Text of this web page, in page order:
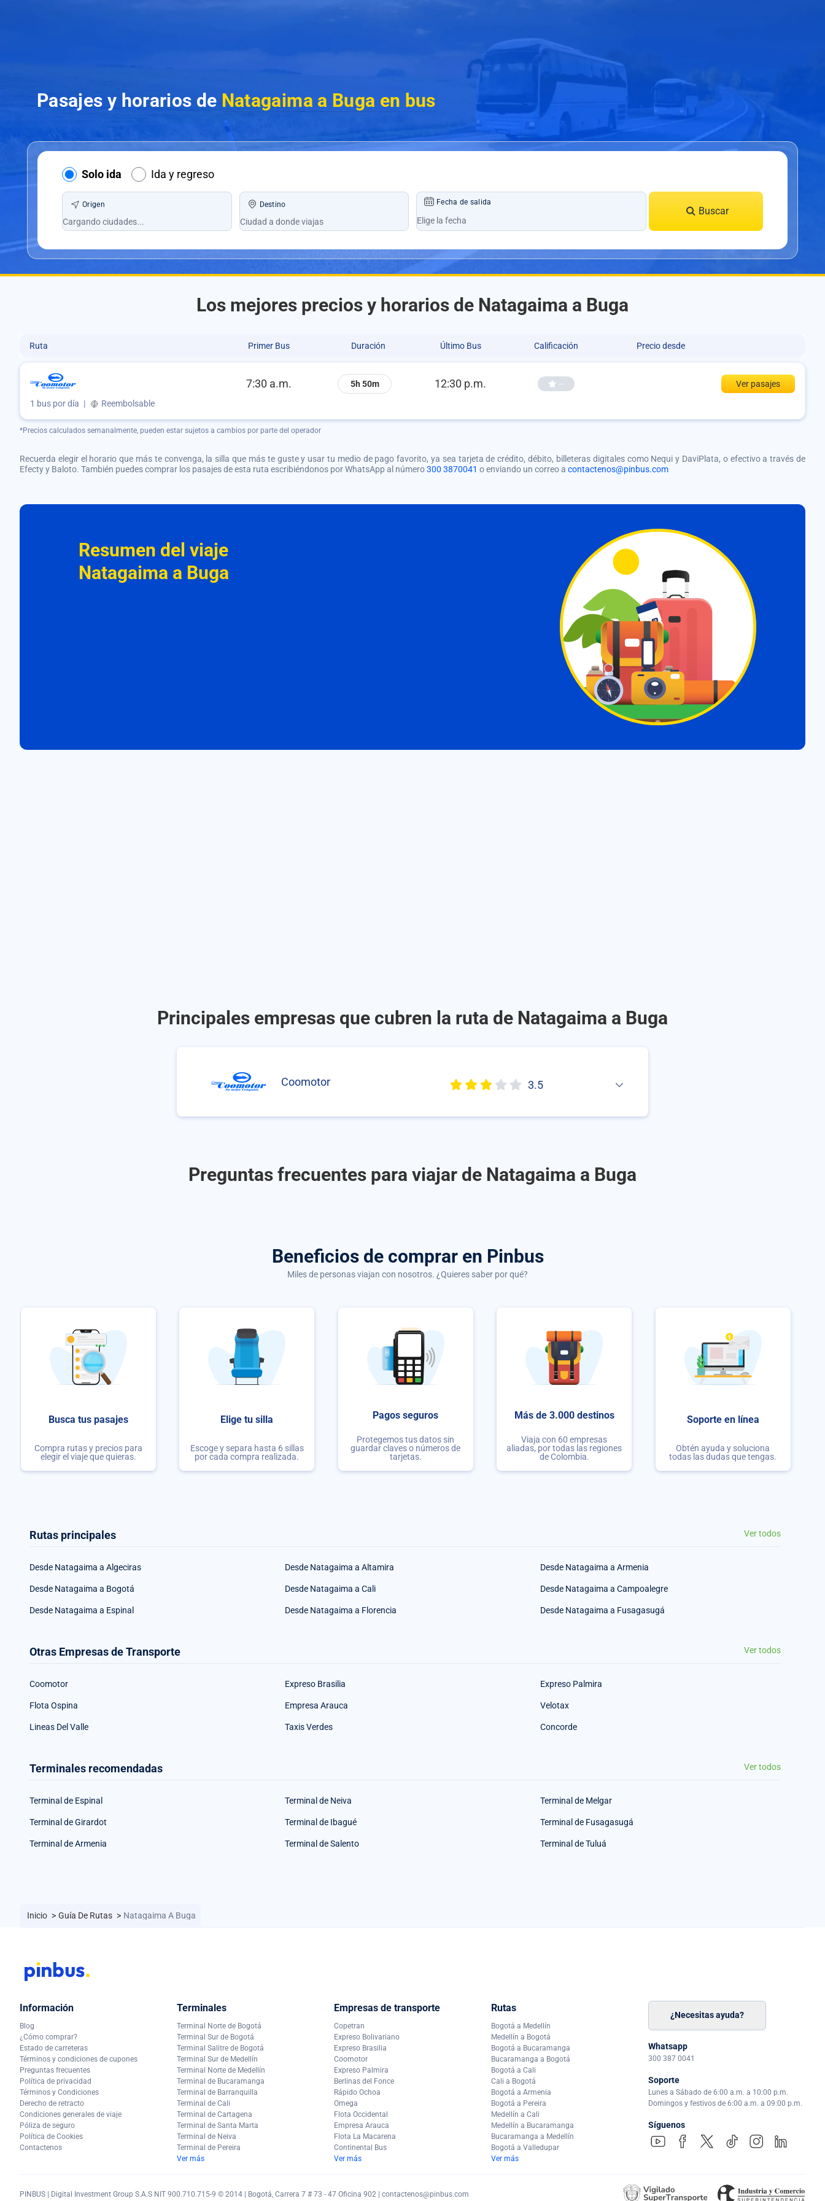
Pasajes y horarios de Natagaima a Buga en bus
Solo ida Ida y regreso
Origen Destino Fecha de salida
Buscar
Los mejores precios y horarios de Natagaima a Buga
Ruta Primer Bus Duración Último Bus Calificación Precio desde
7:30 a.m. 5h 50m 12:30 p.m. -- Ver pasajes
1 bus por día | Reembolsable
*Precios calculados semanalmente, pueden estar sujetos a cambios por parte del operador
Recuerda elegir el horario que más te convenga, la silla que más te guste y usar tu medio de pago favorito, ya sea tarjeta de crédito, débito, billeteras digitales como Nequi y DaviPlata, o efectivo a través de
Efecty y Baloto. También puedes comprar los pasajes de esta ruta escribiéndonos por WhatsApp al número300 3870041 o enviando un correo a contactenos@pinbus.com
Resumen del viaje
Natagaima a Buga
Principales empresas que cubren la ruta de Natagaima a Buga
Coomotor 3.5
Preguntas frecuentes para viajar de Natagaima a Buga
Beneficios de comprar en Pinbus
Miles de personas viajan con nosotros. ¿Quieres saber por qué?
Busca tus pasajes
Compra rutas y precios para
elegir el viaje que quieras.
Elige tu silla
Escoge y separa hasta 6 sillas
por cada compra realizada.
Pagos seguros
Protegemos tus datos sin
guardar claves o números de
tarjetas.
Más de 3.000 destinos
Viaja con 60 empresas
aliadas, por todas las regiones
de Colombia.
Soporte en línea
Obtén ayuda y soluciona
todas las dudas que tengas.
Rutas principales Ver todos
Desde Natagaima a Algeciras Desde Natagaima a Altamira Desde Natagaima a Armenia
Desde Natagaima a Bogotá Desde Natagaima a Cali Desde Natagaima a Campoalegre
Desde Natagaima a Espinal Desde Natagaima a Florencia Desde Natagaima a Fusagasugá
Otras Empresas de Transporte Ver todos
Coomotor Expreso Brasilia Expreso Palmira
Flota Ospina Empresa Arauca Velotax
Lineas Del Valle Taxis Verdes Concorde
Terminales recomendadas Ver todos
Terminal de Espinal Terminal de Neiva Terminal de Melgar
Terminal de Girardot Terminal de Ibagué Terminal de Fusagasugá
Terminal de Armenia Terminal de Salento Terminal de Tuluá
Inicio > Guía De Rutas > Natagaima A Buga
Información
Blog
¿Cómo comprar?
Estado de carreteras
Términos y condiciones de cupones
Preguntas frecuentes
Política de privacidad
Términos y Condiciones
Derecho de retracto
Condiciones generales de viaje
Póliza de seguro
Política de Cookies
Contactenos
Terminales
Terminal Norte de Bogotá
Terminal Sur de Bogotá
Terminal Salitre de Bogotá
Terminal Sur de Medellín
Terminal Norte de Medellín
Terminal de Bucaramanga
Terminal de Barranquilla
Terminal de Cali
Terminal de Cartagena
Terminal de Santa Marta
Terminal de Neiva
Terminal de Pereira
Ver más
Empresas de transporte
Copetran
Expreso Bolivariano
Expreso Brasilia
Coomotor
Expreso Palmira
Berlinas del Fonce
Rápido Ochoa
Omega
Flota Occidental
Empresa Arauca
Flota La Macarena
Continental Bus
Ver más
Rutas
Bogotá a Medellín
Medellín a Bogotá
Bogotá a Bucaramanga
Bucaramanga a Bogotá
Bogotá a Cali
Cali a Bogotá
Bogotá a Armenia
Bogotá a Pereira
Medellín a Cali
Medellín a Bucaramanga
Bucaramanga a Medellín
Bogotá a Valledupar
Ver más
¿Necesitas ayuda?
Whatsapp
300 387 0041
Soporte
Lunes a Sábado de 6:00 a.m. a 10:00 p.m.
Domingos y festivos de 6:00 a.m. a 09:00 p.m.
Síguenos
PINBUS | Digital Investment Group S.A.S NIT 900.710.715-9 © 2014 | Bogotá, Carrera 7 # 73 - 47 Oficina 902 | contactenos@pinbus.com